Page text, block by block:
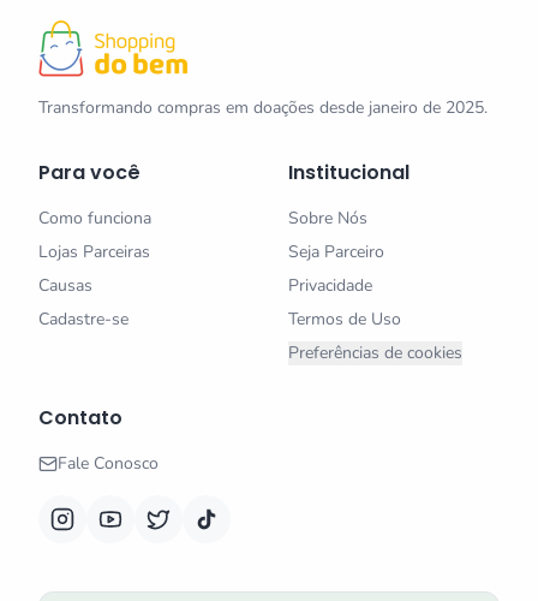
Transformando compras em doações desde janeiro de 2025.
Para você
Como funciona
Lojas Parceiras
Causas
Cadastre-se
Institucional
Sobre Nós
Seja Parceiro
Privacidade
Termos de Uso
Preferências de cookies
Contato
Fale Conosco